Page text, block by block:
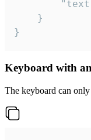
}
Keyboard with
The keyboard can